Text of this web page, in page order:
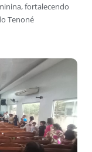
fortalecendo
Tenoné